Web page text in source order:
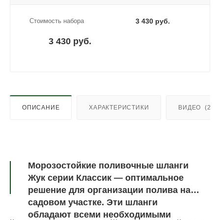
Стоимость набора 3 430 руб.
3 430 руб.
ОПИСАНИЕ ХАРАКТЕРИСТИКИ ВИДЕО (2)
Морозостойкие поливочные шланги
Жук серии Классик — оптимальное
решение для организации полива на
садовом участке. Эти шланги
обладают всеми необходимыми